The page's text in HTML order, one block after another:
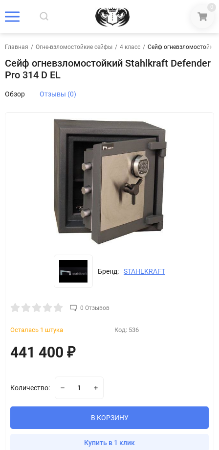
0
Главная / Огне-взломостойкие сейфы / 4 класс / Сейф
Сейф огневзломостойкий Stahlkraft Defender
Pro 314 D EL
Обзор Отзывы (0)
Бренд: STAHLKRAFT
0 Отзывов
Осталась 1 штука Код: 536
441 400 ₽
Количество:
В КОРЗИНУ
Купить в 1 клик